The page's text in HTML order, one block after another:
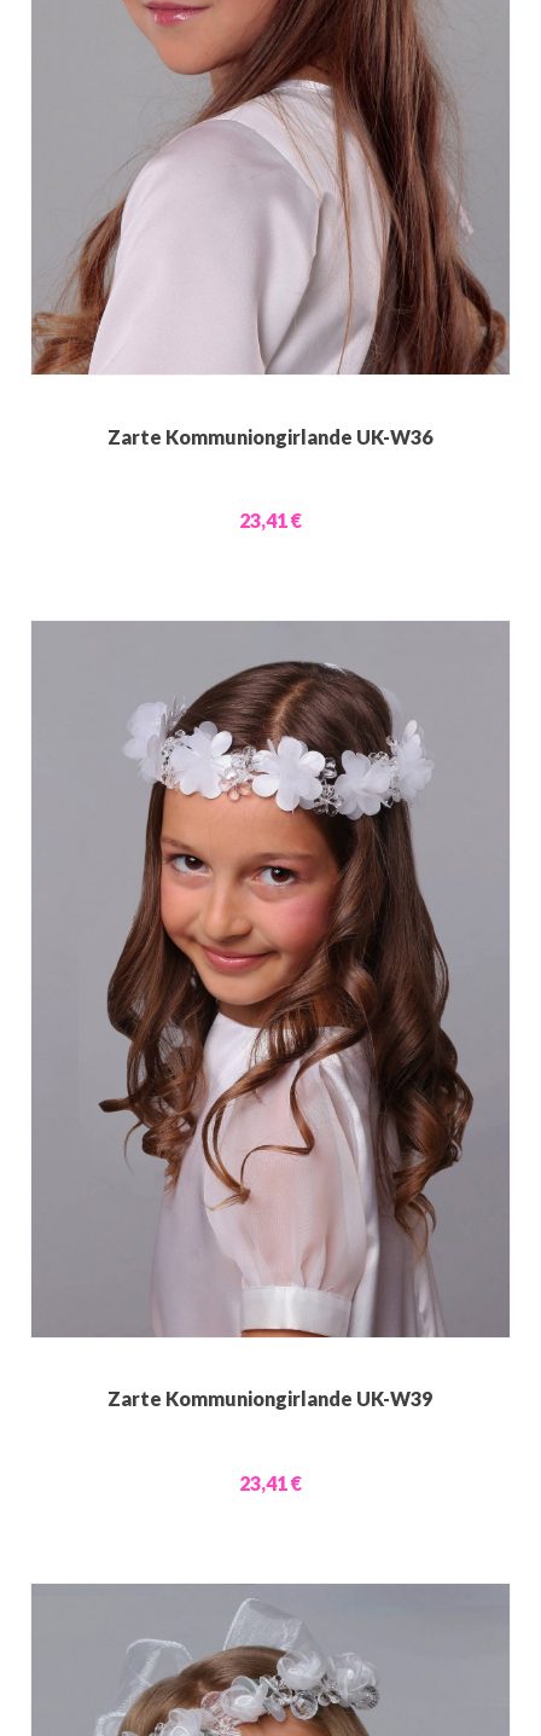
Zarte Kommuniongirlande UK-W36
23,41 €
Zarte Kommuniongirlande UK-W39
23,41 €